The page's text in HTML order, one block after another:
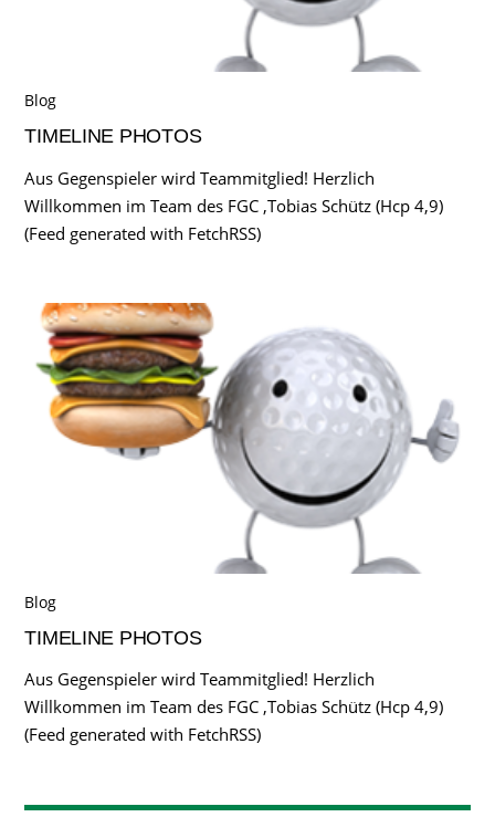
Blog
TIMELINE PHOTOS
Aus Gegenspieler wird Teammitglied! Herzlich
Willkommen im Team des FGC ,Tobias Schütz (Hcp 4,9)
(Feed generated with FetchRSS)
Blog
TIMELINE PHOTOS
Aus Gegenspieler wird Teammitglied! Herzlich
Willkommen im Team des FGC ,Tobias Schütz (Hcp 4,9)
(Feed generated with FetchRSS)